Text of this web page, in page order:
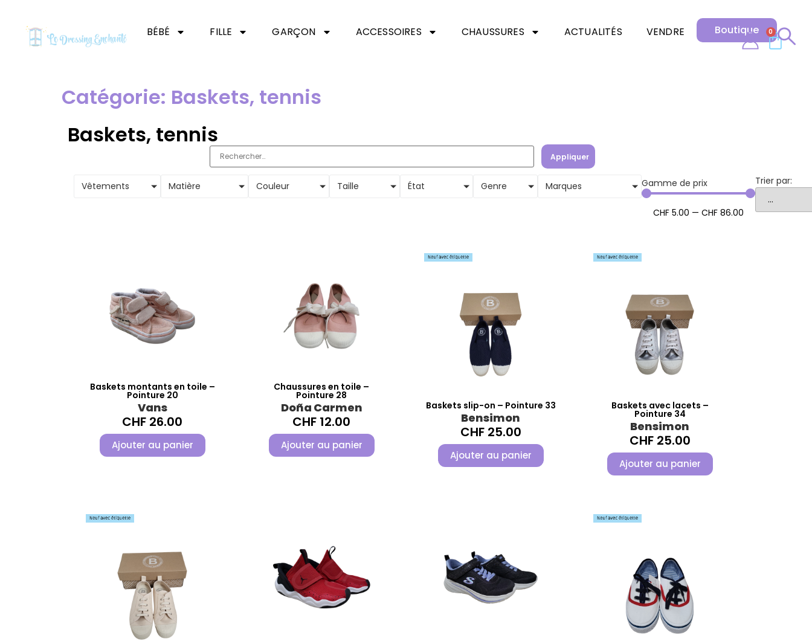
BÉBÉ FILLE GARÇON ACCESSOIRES CHAUSSURES ACTUALITÉS VENDRE Boutique 0
Catégorie: Baskets, tennis
Baskets, tennis
Appliquer
Vêtements Matière Couleur Taille État Genre Marques Gamme de prix
CHF5.00 —CHF86.00
Trier par:
Baskets montants en toile –
Pointure 20
Vans
CHF 26.00
Ajouter au panier
Chaussures en toile –
Pointure 28
Doña Carmen
CHF 12.00
Ajouter au panier
Baskets slip-on – Pointure 33
Bensimon
CHF25.00
Ajouter au panier
Baskets avec lacets –
Pointure 34
Bensimon
CHF25.00
Ajouter au panier